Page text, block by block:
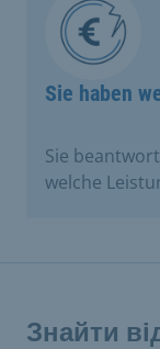
Sie haben
Sie
welche
Знайти